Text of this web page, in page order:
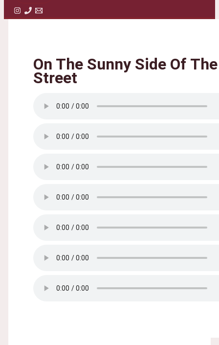
On The Sunny Side Of The
Street